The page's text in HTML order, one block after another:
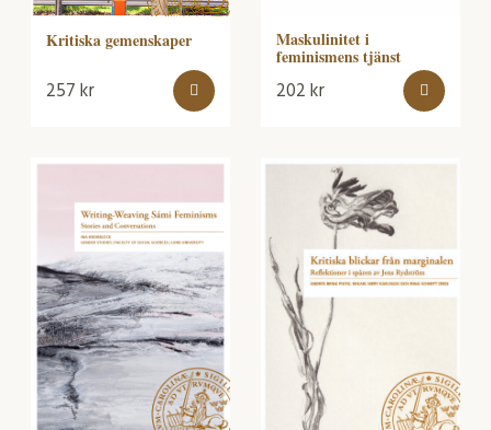
Kritiska gemenskaper
257kr
Maskulinitet i
feminismens tjänst
202kr